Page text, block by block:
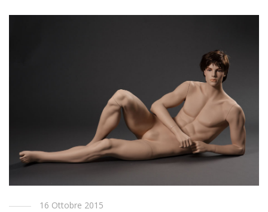
16 Ottobre 2015